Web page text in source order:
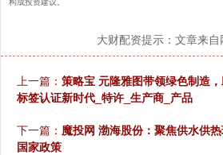
大财配资提示：文章来自
上一篇： 策略宝 元隆雅图带领绿色制造
标签认证新时代_特许_生产商_产品
下一篇： 魔投网 渤海股份：聚焦供水供
国家政策